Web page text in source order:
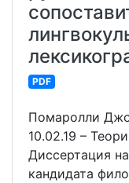
PDF
Помаролли
10.02.19 –
Диссертация
кандидата